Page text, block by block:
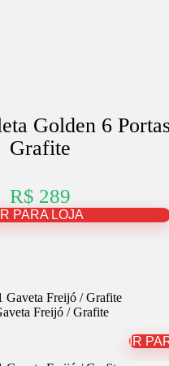
Golden 6
Grafite
R$ 289
IR PARA LOJA
Freijó / Grafite
IR